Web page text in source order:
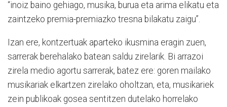
“inoiz baino gehiago, musika, burua eta arima elikatu eta
zaintzeko premia-premiazko tresna bilakatu zaigu”.
Izan ere, kontzertuak aparteko ikusmina eragin zuen,
sarrerak berehalako batean saldu zirelarik. Bi arrazoi
zirela medio agortu sarrerak, batez ere: goren mailako
musikariak elkartzen zirelako oholtzan, eta, musikariek
zein publikoak gosea sentitzen dutelako horrelako